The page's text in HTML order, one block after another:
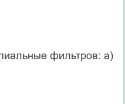
фильтров: а)